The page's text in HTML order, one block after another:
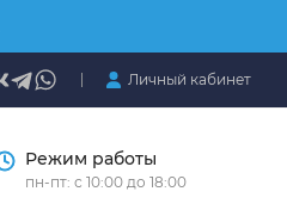
Личный кабинет
Режим работы
пн-пт: с 10:00 до 18:00